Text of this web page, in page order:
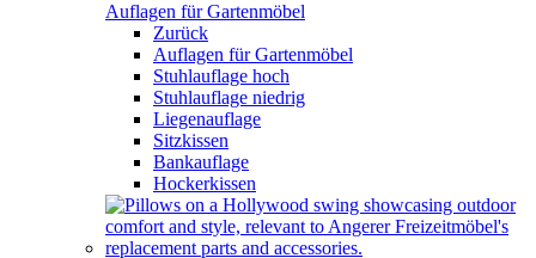
Auflagen für Gartenmöbel
Zurück
Auflagen für Gartenmöbel
Stuhlauflage hoch
Stuhlauflage niedrig
Liegenauflage
Sitzkissen
Bankauflage
Hockerkissen